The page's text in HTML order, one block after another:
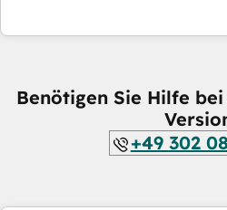
Benötigen Sie Hilfe
+49 302